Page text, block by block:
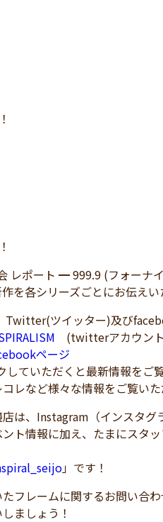
レポート ━ 999.9 (フォーナ
を各シリーズごとにお伝え
ツイッター)及び
(twitterアカウント
ページ
ていただくと最新情報をご
レなど様々な情報をご覧い
、Instagram（インスタグ
ト情報に加え、たまにスタ
」です！
フレームに関するお問い合
ましょう！